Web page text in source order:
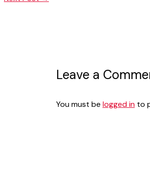
Leave a
You must be logged into